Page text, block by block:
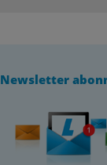
Newsletter